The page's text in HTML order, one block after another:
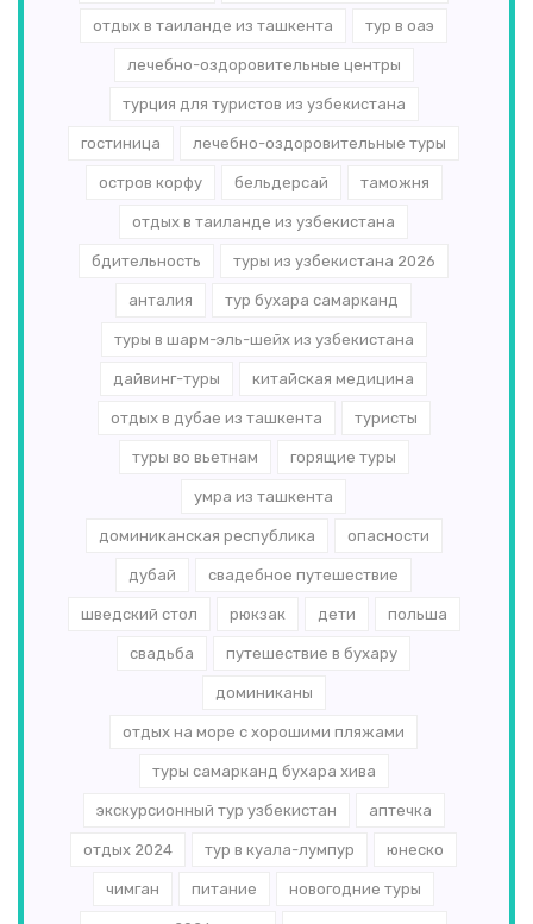
отдых в таиланде из ташкента тур в оаэ
лечебно-оздоровительные центры
турция для туристов из узбекистана
гостиница лечебно-оздоровительные туры
остров корфу бельдерсай таможня
отдых в таиланде из узбекистана
бдительность туры из узбекистана 2026
анталия тур бухара самарканд
туры в шарм-эль-шейх из узбекистана
дайвинг-туры китайская медицина
отдых в дубае из ташкента туристы
туры во вьетнам горящие туры
умра из ташкента
доминиканская республика опасности
дубай свадебное путешествие
шведский стол рюкзак дети польша
свадьба путешествие в бухару
доминиканы
отдых на море с хорошими пляжами
туры самарканд бухара хива
экскурсионный тур узбекистан аптечка
отдых 2024 тур в куала-лумпур юнеско
чимган питание новогодние туры